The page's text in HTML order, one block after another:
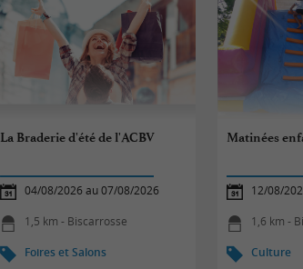
La Braderie d'été de l'ACBV
04/08/2026 au 07/08/2026
1,5 km - Biscarrosse
Foires et Salons
Matinées
12/08/
1,6 km -
Culture